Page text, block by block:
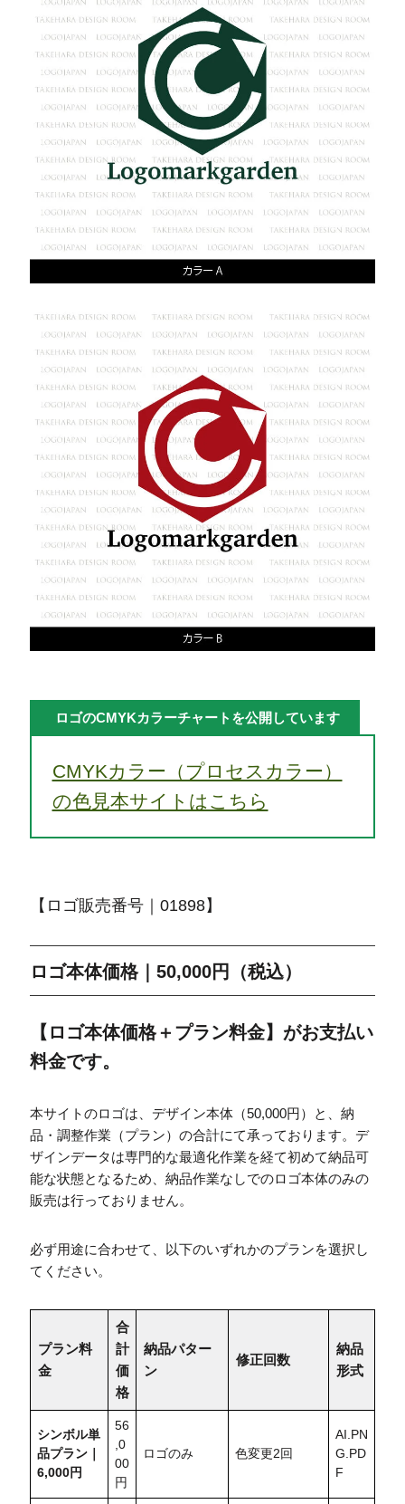
ロゴのCMYKカラーチャートを公開しています
CMYKカラー（プロセスカラー）
の色見本サイトはこちら
【ロゴ販売番号｜01898】
ロゴ本体価格｜50,000円（税込）
【ロゴ本体価格＋プラン料金】がお支払い
料金です。
本サイトのロゴは、デザイン本体（50,000円）と、納
品・調整作業（プラン）の合計にて承っております。デ
ザインデータは専門的な最適化作業を経て初めて納品可
能な状態となるため、納品作業なしでのロゴ本体のみの
販売は行っておりません。
必ず用途に合わせて、以下のいずれかのプランを選択し
てください。
プラン料
金
合
計
価
格
納品パター
ン
修正回数
納品
形式
シンボル単
品プラン｜
6,000円
56
,0
00
円
ロゴのみ 色変更2回
AI.PN
G.PD
F